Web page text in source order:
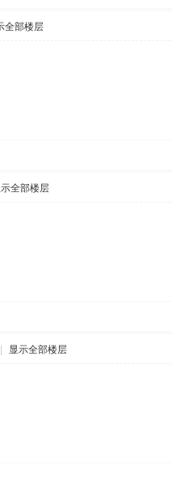
全部楼层
全部楼层
显示全部楼层